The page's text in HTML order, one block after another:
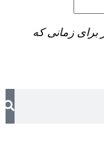
برای زمانی که